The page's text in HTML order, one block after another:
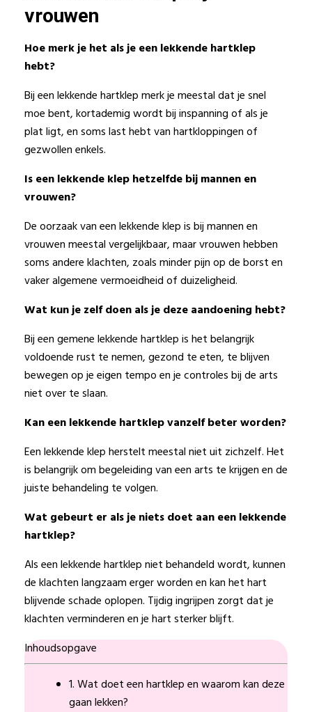
vrouwen
Hoe merk je het als je een lekkende hartklep
hebt?
Bij een lekkende hartklep merk je meestal dat je snel
moe bent, kortademig wordt bij inspanning of als je
plat ligt, en soms last hebt van hartkloppingen of
gezwollen enkels.
Is een lekkende klep hetzelfde bij mannen en
vrouwen?
De oorzaak van een lekkende klep is bij mannen en
vrouwen meestal vergelijkbaar, maar vrouwen hebben
soms andere klachten, zoals minder pijn op de borst en
vaker algemene vermoeidheid of duizeligheid.
Wat kun je zelf doen als je deze aandoening hebt?
Bij een gemene lekkende hartklep is het belangrijk
voldoende rust te nemen, gezond te eten, te blijven
bewegen op je eigen tempo en je controles bij de arts
niet over te slaan.
Kan een lekkende hartklep vanzelf beter worden?
Een lekkende klep herstelt meestal niet uit zichzelf. Het
is belangrijk om begeleiding van een arts te krijgen en de
juiste behandeling te volgen.
Wat gebeurt er als je niets doet aan een lekkende
hartklep?
Als een lekkende hartklep niet behandeld wordt, kunnen
de klachten langzaam erger worden en kan het hart
blijvende schade oplopen. Tijdig ingrijpen zorgt dat je
klachten verminderen en je hart sterker blijft.
Inhoudsopgave
1. Wat doet een hartklep en waarom kan deze
gaan lekken?